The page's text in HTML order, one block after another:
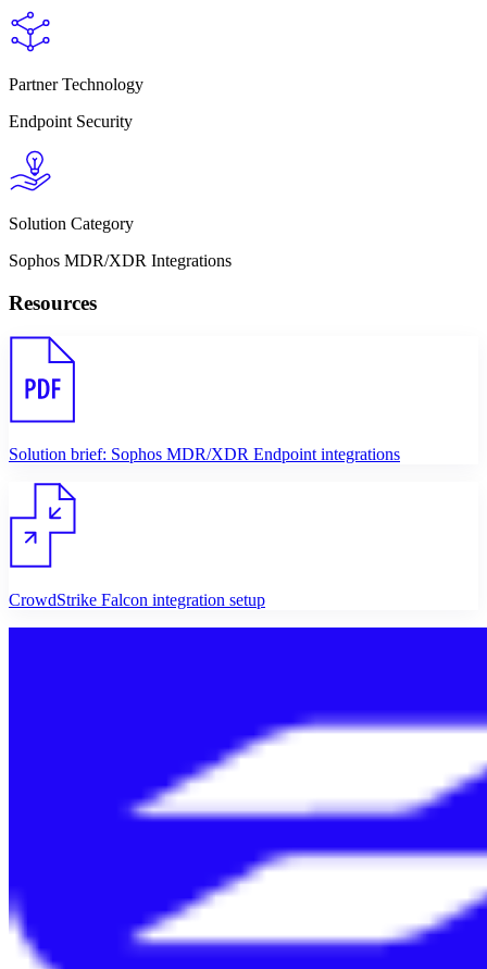
Partner Technology
Endpoint Security
Solution Category
Sophos MDR/XDR Integrations
Resources
Solution brief: Sophos MDR/XDR Endpoint integrations
CrowdStrike Falcon integration setup